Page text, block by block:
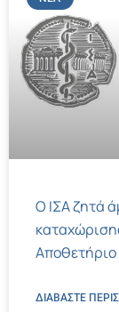
Ο ΙΣΑ ζητά
Αποθετήριο
ΔΙΑΒΑΣΤΕ